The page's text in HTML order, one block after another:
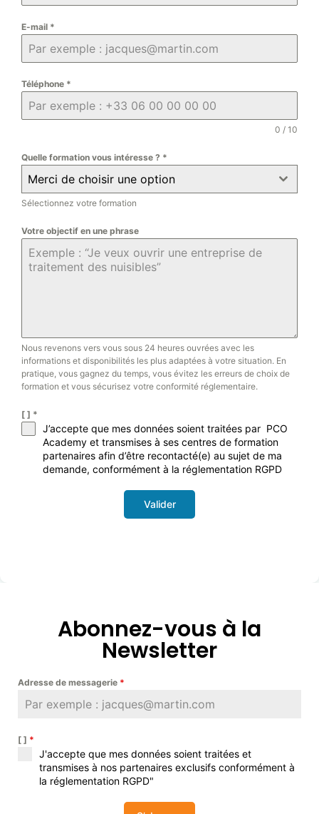
E-mail *
Téléphone *
0 / 10
Quelle formation vous intéresse ? *
Merci de choisir une option
Sélectionnez votre formation
Votre objectif en une phrase
Nous revenons vers vous sous 24 heures ouvrées avec les
informations et disponibilités les plus adaptées à votre situation. En
pratique, vous gagnez du temps, vous évitez les erreurs de choix de
formation et vous sécurisez votre conformité réglementaire.
[ ] *
J’accepte que mes données soient traitées par PCO
Academy et transmises à ses centres de formation
partenaires afin d’être recontacté(e) au sujet de ma
demande, conformément à la réglementation RGPD
Valider
Abonnez-vous à la
Newsletter
Adresse de messagerie *
[ ] *
J'accepte que mes données soient traitées et
transmises à nos partenaires exclusifs conformément à
la réglementation RGPD"